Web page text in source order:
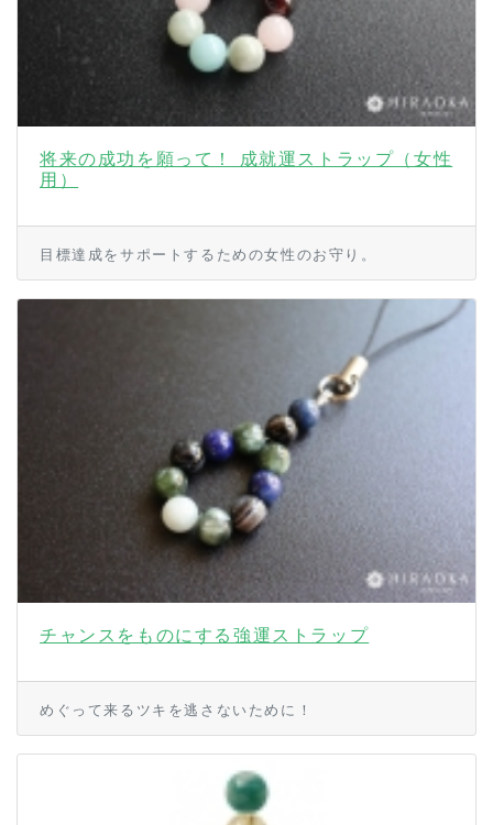
将来の成功を願って！ 成就運ストラップ（女性
用）
目標達成をサポートするための女性のお守り。
チャンスをものにする強運ストラップ
めぐって来るツキを逃さないために！